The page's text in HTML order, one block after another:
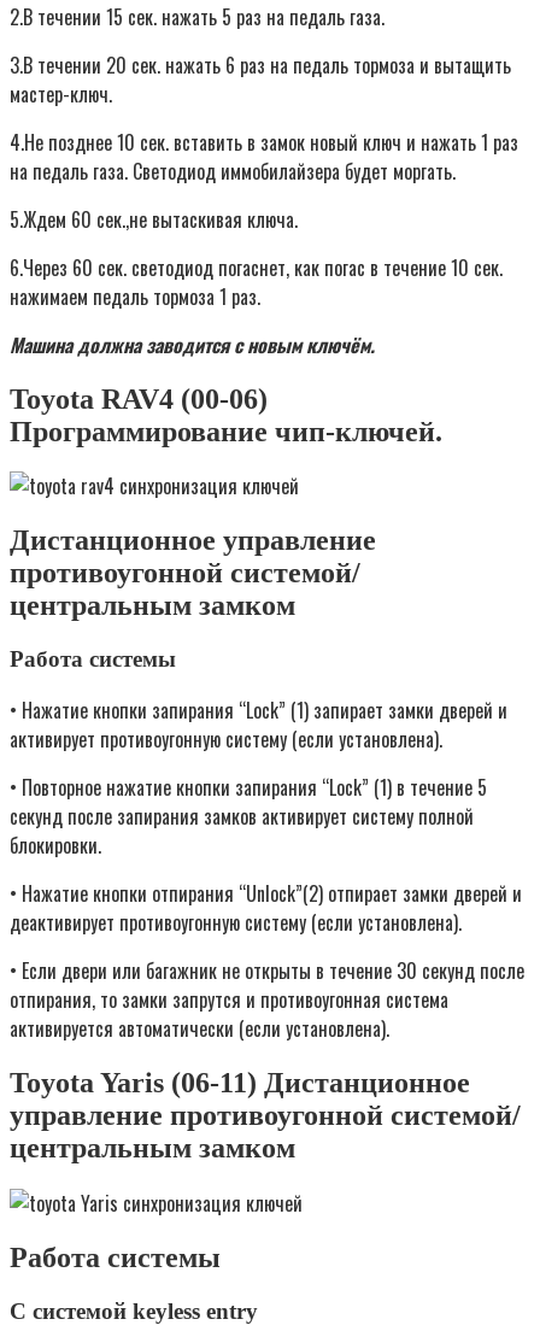
2.В течении 15 сек. нажать 5 раз на педаль газа.
3.В течении 20 сек. нажать 6 раз на педаль тормоза и вытащить
мастер-ключ.
4.Не позднее 10 сек. вставить в замок новый ключ и нажать 1 раз
на педаль газа. Светодиод иммобилайзера будет моргать.
5.Ждем 60 сек.,не вытаскивая ключа.
6.Через 60 сек. светодиод погаснет, как погас в течение 10 сек.
нажимаем педаль тормоза 1 раз.
Машина должна заводится с новым ключём.
Toyota RAV4 (00-06)
Программирование чип-ключей.
Дистанционное управление
противоугонной системой/
центральным замком
Работа системы
• Нажатие кнопки запирания “Lock” (1) запирает замки дверей и
активирует противоугонную систему (если установлена).
• Повторное нажатие кнопки запирания “Lock” (1) в течение 5
секунд после запирания замков активирует систему полной
блокировки.
• Нажатие кнопки отпирания “Unlock”(2) отпирает замки дверей и
деактивирует противоугонную систему (если установлена).
• Если двери или багажник не открыты в течение 30 секунд после
отпирания, то замки запрутся и противоугонная система
активируется автоматически (если установлена).
Toyota Yaris (06-11) Дистанционное
управление противоугонной системой/
центральным замком
Работа системы
С системой keyless entry